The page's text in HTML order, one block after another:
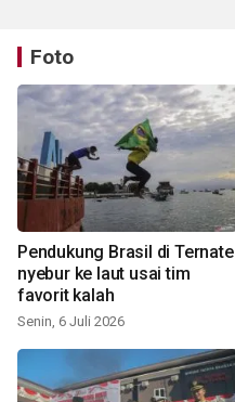
Foto
Pendukung Brasil di Ternate
nyebur ke laut usai tim
favorit kalah
Senin, 6 Juli 2026